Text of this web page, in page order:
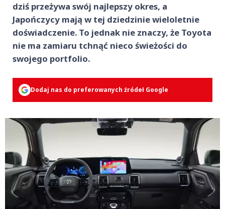
dziś przeżywa swój najlepszy okres, a
Japończycy mają w tej dziedzinie wieloletnie
doświadczenie. To jednak nie znaczy, że Toyota
nie ma zamiaru tchnąć nieco świeżości do
swojego portfolio.
Dodaj nas do preferowanych źródeł Google